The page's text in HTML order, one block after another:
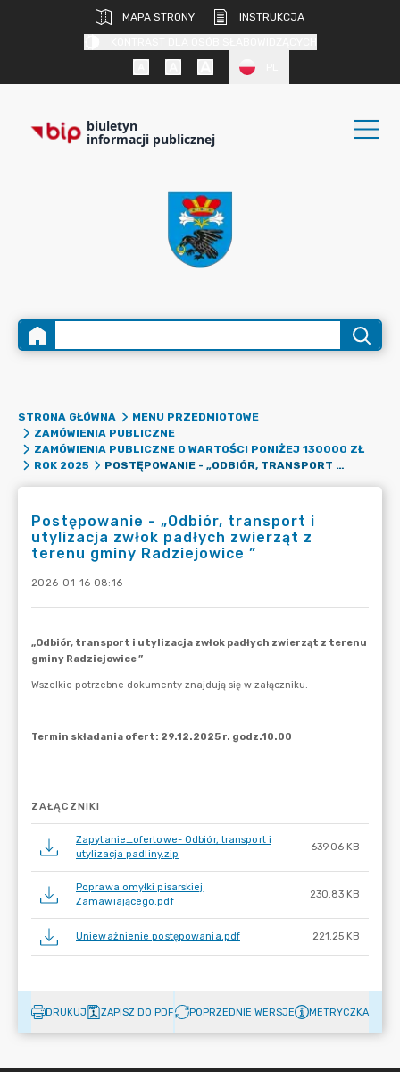
MAPA STRONY
INSTRUKCJA
biuletyn
informacji publicznej
STRONA GŁÓWNA
MENU PRZEDMIOTOWE
ZAMÓWIENIA PUBLICZNE
ZAMÓWIENIA PUBLICZNE O WARTOŚCI PONIŻEJ 130000 ZŁ
ROK 2025
POSTĘPOWANIE - „ODBIÓR, TRANSPORT I UTYLIZACJA ZWŁOK PADŁYCH ZWIERZĄT Z TERENU GMINY RADZIEJOWICE ”
Postępowanie - „Odbiór, transport i
utylizacja zwłok padłych zwierząt z
terenu gminy Radziejowice ”
2026-01-16 08:16
ZAŁĄCZNIKI
Zapytanie_ofertowe- Odbiór, transport i
utylizacja padliny.zip
639.06 KB
Poprawa omyłki pisarskiej
Zamawiającego.pdf
230.83 KB
Unieważnienie postępowania.pdf 221.25 KB
DRUKUJ ZAPISZ DO PDF POPRZEDNIE WERSJE METRYCZKA